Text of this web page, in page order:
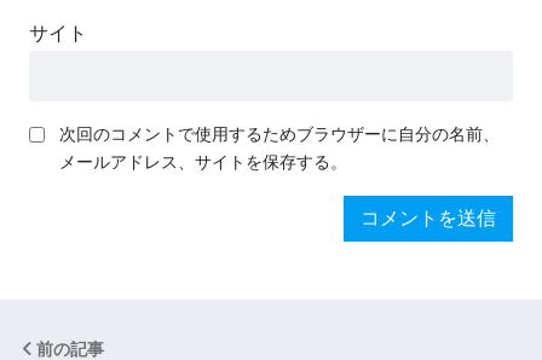
サイト
次回のコメントで使用するためブラウザーに自分の名前、
メールアドレス、サイトを保存する。
前の記事